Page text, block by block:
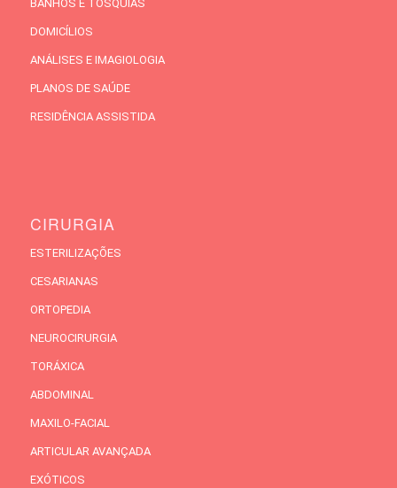
BANHOS E TOSQUIAS
DOMICÍLIOS
ANÁLISES E IMAGIOLOGIA
PLANOS DE SAÚDE
RESIDÊNCIA ASSISTIDA
CIRURGIA
ESTERILIZAÇÕES
CESARIANAS
ORTOPEDIA
NEUROCIRURGIA
TORÁXICA
ABDOMINAL
MAXILO-FACIAL
ARTICULAR AVANÇADA
EXÓTICOS